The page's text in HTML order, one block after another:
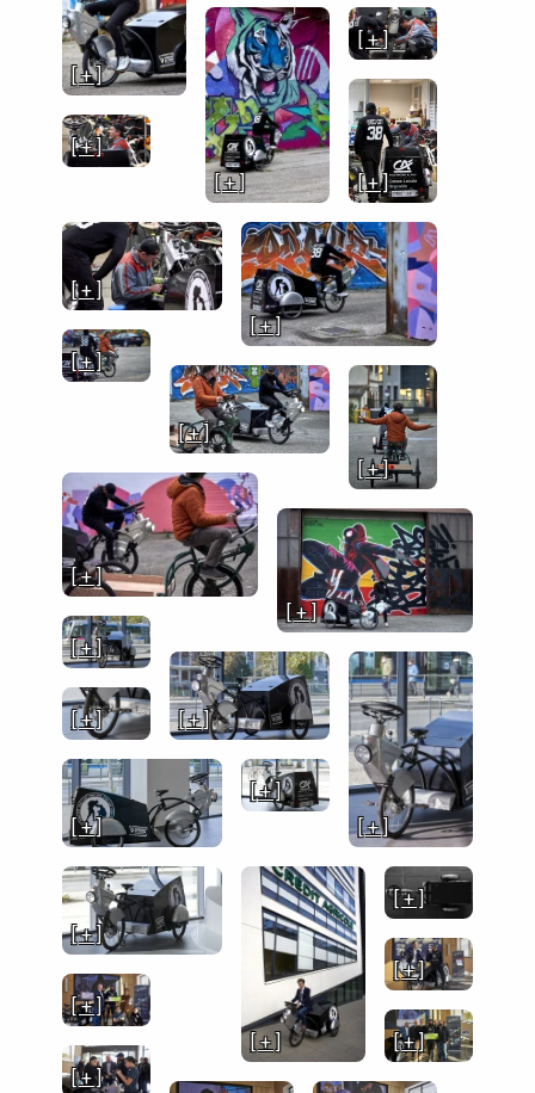
[ + ]
[ + ]
[ + ]
[ + ]
[ + ]
[ + ]
[ + ]
[ + ]
[ + ]
[ + ]
[ + ]
[ + ]
[ + ]
[ + ]
[ + ]
[ + ]
[ + ]
[ + ]
[ + ]
[ + ]
[ + ]
[ + ]
[ + ]
[ + ]
[ + ]